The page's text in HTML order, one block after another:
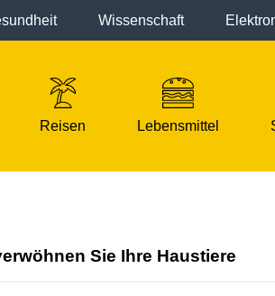
Wissenschaft
Reisen Lebensmittel
Sie Ihre Haustiere